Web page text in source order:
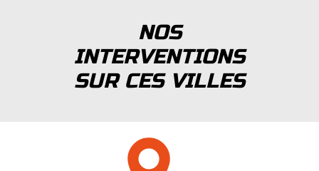
NOS
INTERVENTIONS
SUR CES VILLES